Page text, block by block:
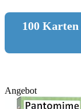
100
Angebot